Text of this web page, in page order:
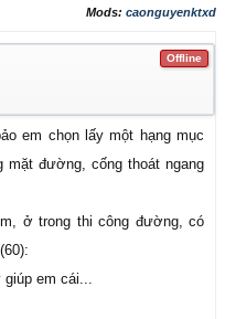
Mods: caonguyenktxd
Offline
em chọn lấy một hạng mục
đường, cống thoát ngang
ở trong thi công đường, có
giúp em cái...